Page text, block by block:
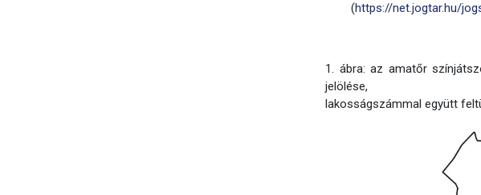
(https://net.jogtar.hu/
1. ábra: az amatőr
jelölése,
lakosságszámmal együtt